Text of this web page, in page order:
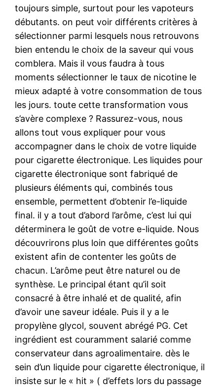
toujours simple, surtout pour les vapoteurs
débutants. on peut voir différents critères à
sélectionner parmi lesquels nous retrouvons
bien entendu le choix de la saveur qui vous
comblera. Mais il vous faudra à tous
moments sélectionner le taux de nicotine le
mieux adapté à votre consommation de tous
les jours. toute cette transformation vous
s’avère complexe ? Rassurez-vous, nous
allons tout vous expliquer pour vous
accompagner dans le choix de votre liquide
pour cigarette électronique. Les liquides pour
cigarette électronique sont fabriqué de
plusieurs éléments qui, combinés tous
ensemble, permettent d’obtenir l’e-liquide
final. il y a tout d’abord l’arôme, c’est lui qui
déterminera le goût de votre e-liquide. Nous
découvrirons plus loin que différentes goûts
existent afin de contenter les goûts de
chacun. L’arôme peut être naturel ou de
synthèse. Le principal étant qu’il soit
consacré à être inhalé et de qualité, afin
d’avoir une saveur idéale. Puis il y a le
propylène glycol, souvent abrégé PG. Cet
ingrédient est couramment salarié comme
conservateur dans agroalimentaire. dès le
sein d’un liquide pour cigarette électronique, il
insiste sur le « hit » ( d’effets lors du passage